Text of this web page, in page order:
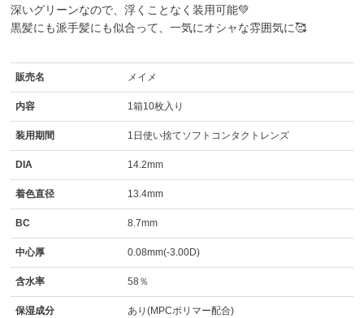
深いグリーンなので、浮くことなく装用可能💚
黒髪にも派手髪にも似合って、一気にオシャな雰囲気に🥰
販売名 メイメ
内容 1箱10枚入り
装用期間 1日使い捨てソフトコンタクトレンズ
DIA 14.2mm
着色直径 13.4mm
BC 8.7mm
中心厚 0.08mm(-3.00D)
含水率 58％
保湿成分 あり(MPCポリマー配合)